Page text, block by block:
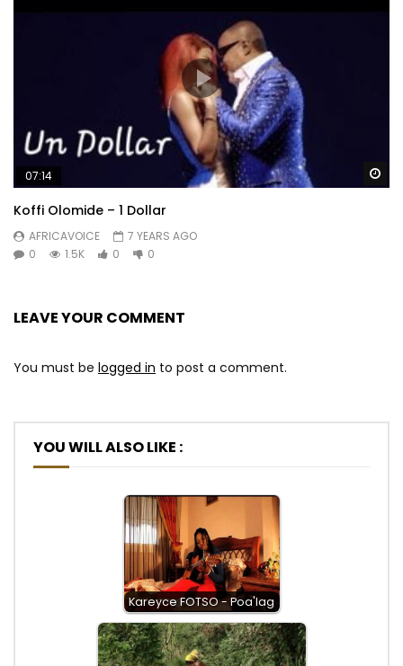
07:14
Koffi Olomide – 1 Dollar
AFRICAVOICE
7 YEARS AGO
0
1.5K 0 0
LEAVE YOUR COMMENT
You must be logged in to post a comment.
YOU WILL ALSO LIKE :
Kareyce FOTSO - Poa'lag